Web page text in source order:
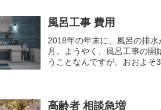
風呂工事 費用
2018年の年末に、風呂の排
月。ようやく、風呂工事の
うことなんですが、おおよそ
高齢者 相談急増